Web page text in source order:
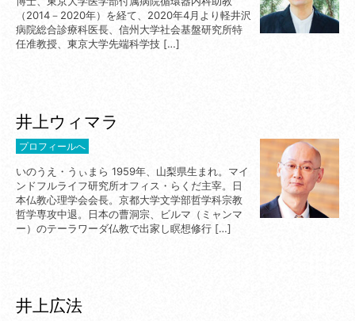
（2014－2020年）を経て、2020年4月より軽井沢
病院総合診療科医長、信州大学社会基盤研究所特
任准教授、東京大学先端科学技 […]
井上ウィマラ
いのうえ・うぃまら 1959年、山梨県生まれ。マイ
ンドフルライフ研究所オフィス・らくだ主宰。日
本仏教心理学会会長。京都大学文学部哲学科宗教
哲学専攻中退。日本の曹洞宗、ビルマ（ミャンマ
ー）のテーラワーダ仏教で出家し瞑想修行 […]
プロフィールへ
井上広法